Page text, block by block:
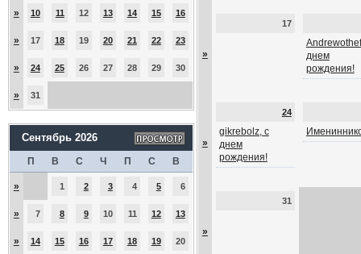
» 10 11 12 13 14 15 16
» 17 18 19 20 21 22 23
» 24 25 26 27 28 29 30
» 31
Сентябрь 2026
П В С Ч П С В
» 1 2 3 4 5 6
» 7 8 9 10 11 12 13
» 14 15 16 17 18 19 20
»
17
днем
рождения!
»
24
gikrebolz, с
днем
рождения!
»
31